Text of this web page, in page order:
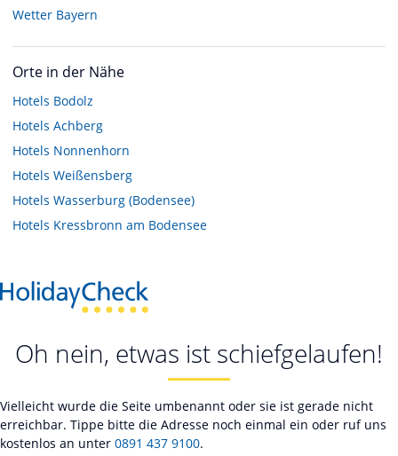
Wetter Bayern
Orte in der Nähe
Hotels Bodolz
Hotels Achberg
Hotels Nonnenhorn
Hotels Weißensberg
Hotels Wasserburg (Bodensee)
Hotels Kressbronn am Bodensee
Oh nein, etwas ist schiefgelaufen!
Vielleicht wurde die Seite umbenannt oder sie ist gerade nicht
erreichbar. Tippe bitte die Adresse noch einmal ein oder ruf uns
kostenlos an unter 0891 437 9100.